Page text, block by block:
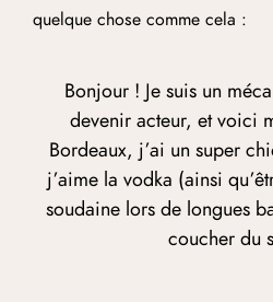
quelque chose comme cela :
Bonjour ! Je suis un
devenir acteur, et voici
Bordeaux, j’ai un super
j’aime la vodka (ainsi
soudaine lors de longues
coucher du